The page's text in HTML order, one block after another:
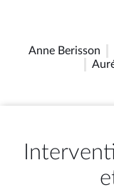
Anne Berisson